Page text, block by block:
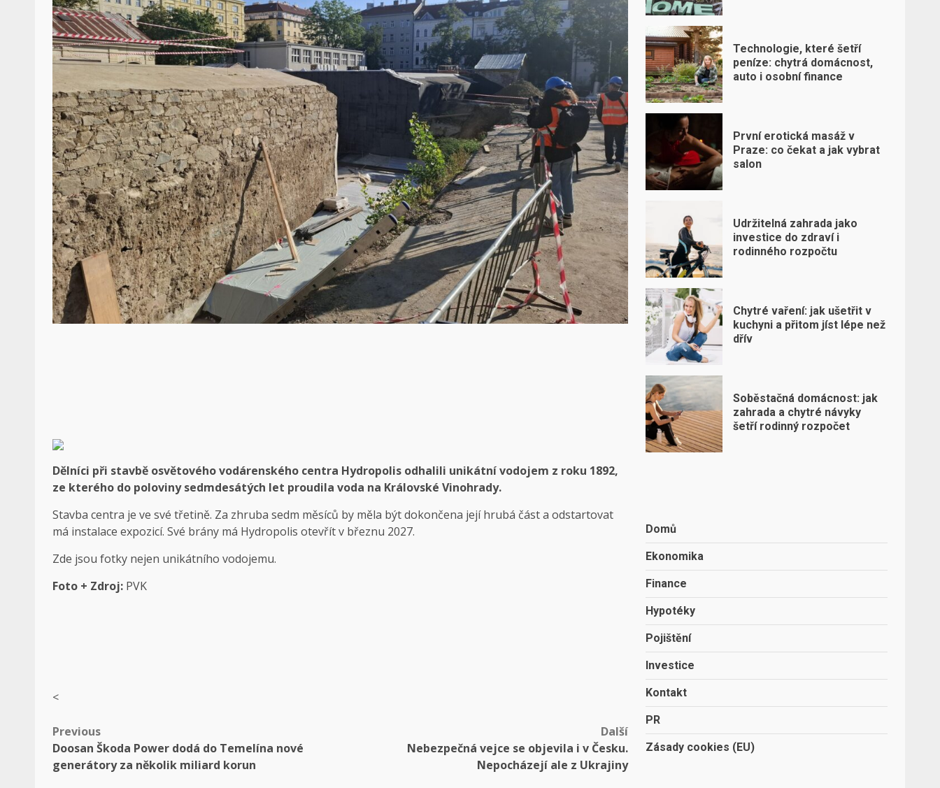
Dělníci při stavbě osvětového vodárenského centra Hydropolis odhalili unikátní vodojem z roku 1892,
ze kterého do poloviny sedmdesátých let proudila voda na Královské Vinohrady.
Stavba centra je ve své třetině. Za zhruba sedm měsíců by měla být dokončena její hrubá část a odstartovat
má instalace expozicí. Své brány má Hydropolis otevřít v březnu 2027.
Zde jsou fotky nejen unikátního vodojemu.
Foto + Zdroj: PVK
<
Post
navigation
Previous
Doosan Škoda Power dodá do Temelína nové
generátory za několik miliard korun
Další
Nebezpečná vejce se objevila i v Česku.
Nepocházejí ale z Ukrajiny
Technologie, které šetří
peníze: chytrá domácnost,
auto i osobní finance
První erotická masáž v
Praze: co čekat a jak vybrat
salon
Udržitelná zahrada jako
investice do zdraví i
rodinného rozpočtu
Chytré vaření: jak ušetřit v
kuchyni a přitom jíst lépe než
dřív
Soběstačná domácnost: jak
zahrada a chytré návyky
šetří rodinný rozpočet
Domů
Ekonomika
Finance
Hypotéky
Pojištění
Investice
Kontakt
PR
Zásady cookies (EU)